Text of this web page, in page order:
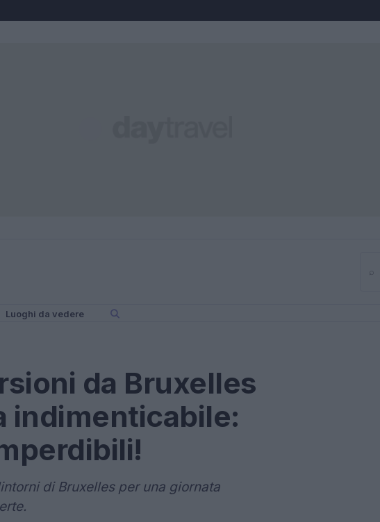
Luoghi da vedere
da Bruxelles
indimenticabile:
di Bruxelles per una giornata